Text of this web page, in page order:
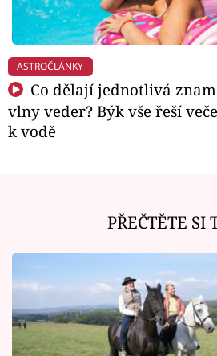
ASTROČLÁNKY
Co dělají jednotlivá
vlny veder? Býk vše řeší
k vodě
PŘEČTĚTE SI